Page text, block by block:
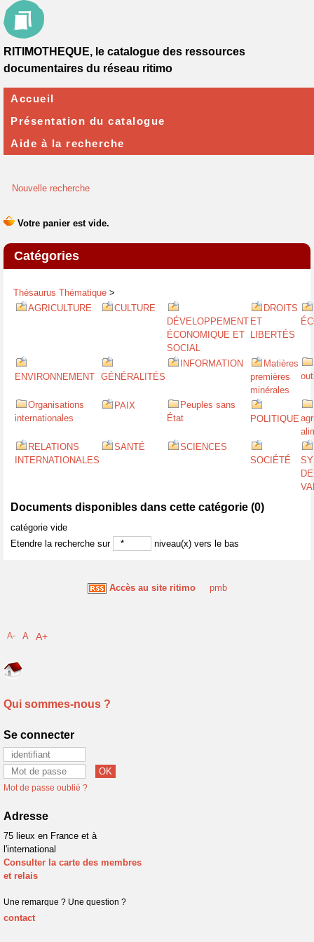
Nouvelle recherche
Catégories
Thésaurus Thématique >
AGRICULTURE
CULTURE
DÉVELOPPEMENT
ÉCONOMIQUE ET
SOCIAL
DROITS
ET
LIBERTÉS
ENVIRONNEMENT GÉNÉRALITÉS
INFORMATION
Matières
premières
minérales
Organisations
internationales
PAIX
Peuples sans
État
POLITIQUE
RELATIONS
INTERNATIONALES
SANTÉ
SCIENCES
SOCIÉTÉ
DE
Documents disponibles dans cette catégorie (0)
catégorie vide
Etendre la recherche sur
niveau(x) vers le bas
Accès au site ritimo pmb
RITIMOTHEQUE, le catalogue des ressources
documentaires du réseau ritimo
Accueil
Présentation du catalogue
Aide à la recherche
A- A A+
Qui sommes-nous ?
Se connecter
Mot de passe oublié ?
Adresse
75 lieux en France et à
l'international
Consulter la carte des membres
et relais
Une remarque ? Une question ?
contact